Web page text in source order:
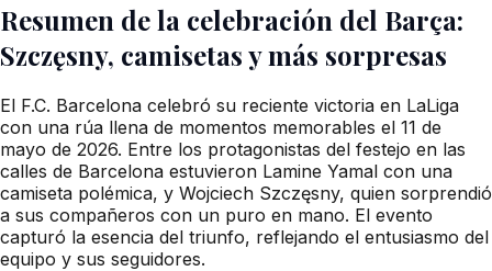
Resumen de la celebración del Barça:
Szczęsny, camisetas y más sorpresas
El F.C. Barcelona celebró su reciente victoria en LaLiga
con una rúa llena de momentos memorables el 11 de
mayo de 2026. Entre los protagonistas del festejo en las
calles de Barcelona estuvieron Lamine Yamal con una
camiseta polémica, y Wojciech Szczęsny, quien sorprendió
a sus compañeros con un puro en mano. El evento
capturó la esencia del triunfo, reflejando el entusiasmo del
equipo y sus seguidores.